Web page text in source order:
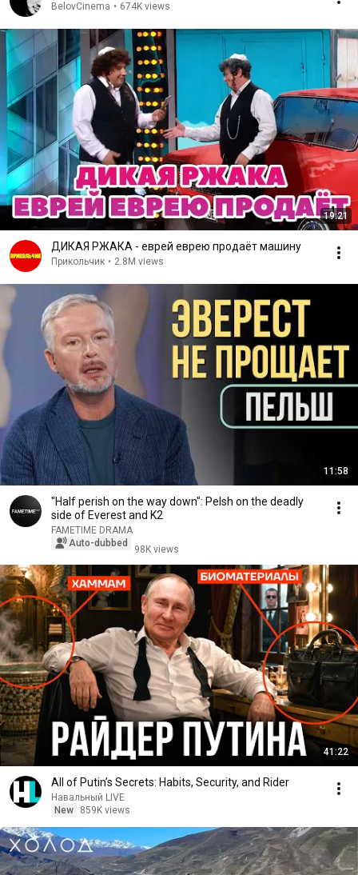
BelovCinema • 674K views
19:21
ДИКАЯ РЖАКА - еврей еврею продаёт машину
Прикольчик • 2.8M views
11:58
"Half perish on the way down": Pelsh on the deadly
side of Everest and K2
FAMETIME DRAMA
Auto-dubbed
98K views
41:22
All of Putin’s Secrets: Habits, Security, and Rider
Навальный LIVE
New
859K views